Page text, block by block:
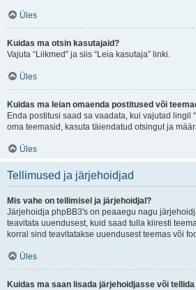
Üles
Kuidas ma otsin kasutajaid?
Vajuta “Liikmed” ja siis “Leia kasutaja” linki.
Üles
Kuidas ma leian omaenda postitused või
Enda postitusi saad sa vaadata, kui vajutad lingil
oma teemasid, kasuta täiendatud otsingut ja
Üles
Tellimused ja järjehoidjad
Mis vahe on tellimisel ja järjehoidjal?
Järjehoidja phpBB3's on peaaegu nagu
teavitata uuendusest, kuid saad tulla kiiresti
korral sind teavitatakse uuendusest teemas või
Üles
Kuidas ma saan lisada järjehoidjasse või